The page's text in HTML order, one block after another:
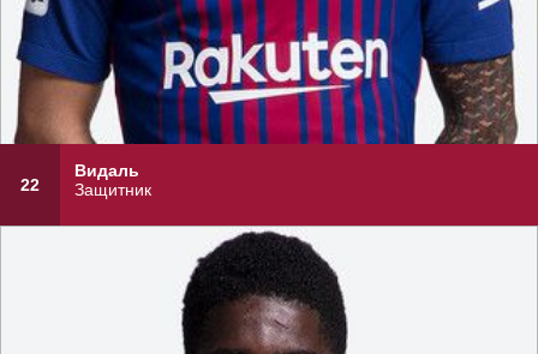
22
Видаль
Защитник